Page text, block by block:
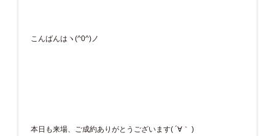
こんばんはヽ(^0^)ノ
本日も来場、ご成約ありがとうございます( ´∀｀ )